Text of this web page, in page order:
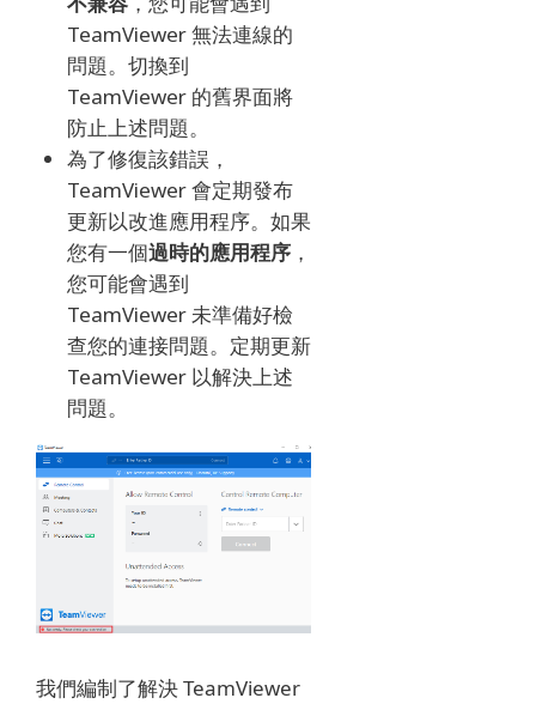
TeamViewer 無法連線的
問題。 切換到
TeamViewer 的舊界面將
防止上述問題。
為了修復該錯誤，
TeamViewer 會定期發布
更新以改進應用程序。 如果
您有一個過時的應用程序 ，
您可能會遇到
TeamViewer 未準備好檢
查您的連接問題。 定期更新
TeamViewer 以解決上述
問題。
我們編制了解決 TeamViewer